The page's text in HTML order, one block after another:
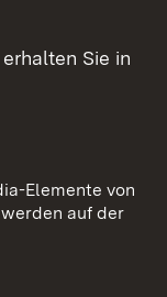
Sie in
Elemente von
auf der